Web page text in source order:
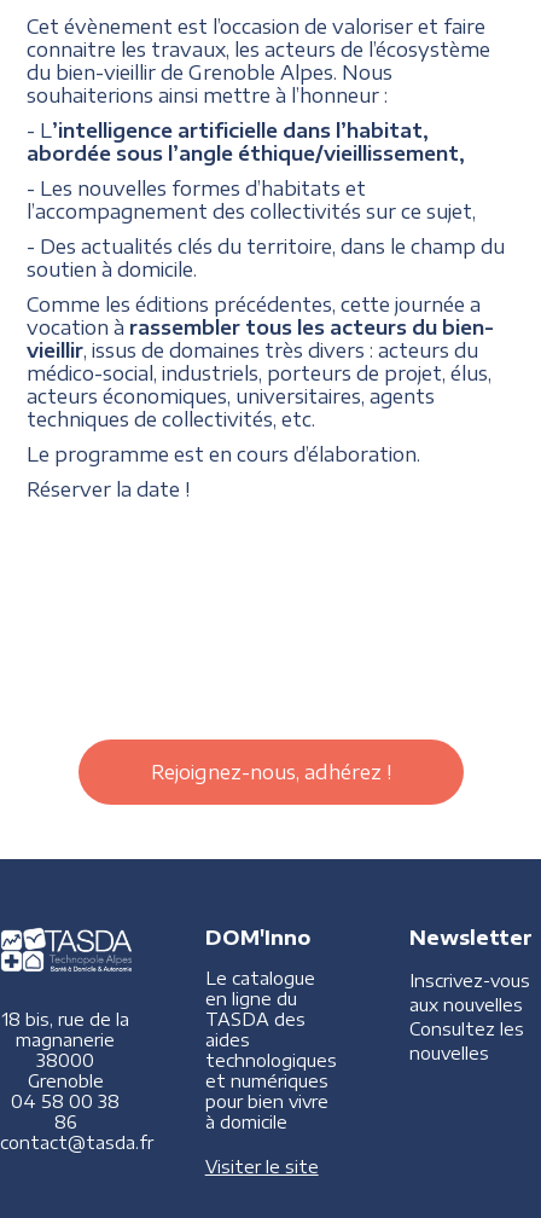
Cet évènement est l’occasion de valoriser et faire
connaitre les travaux, les acteurs de l’écosystème
du bien-vieillir de Grenoble Alpes. Nous
souhaiterions ainsi mettre à l’honneur :
- L ’intelligence artificielle dans l’habitat,
abordée sous l’angle éthique/vieillissement,
- Les nouvelles formes d’habitats et
l’accompagnement des collectivités sur ce sujet,
- Des actualités clés du territoire, dans le champ du
soutien à domicile.
Comme les éditions précédentes, cette journée a
vocation à rassembler tous les acteurs du bien-
vieillir , issus de domaines très divers : acteurs du
médico-social, industriels, porteurs de projet, élus,
acteurs économiques, universitaires, agents
techniques de collectivités, etc.
Le programme est en cours d’élaboration.
Réserver la date !
Rejoignez-nous, adhérez !
18 bis, rue de la
magnanerie
38000
Grenoble
04 58 00 38
86
contact@tasda.fr
DOM'Inno
Le catalogue
en ligne du
TASDA des
aides
technologiques
et numériques
pour bien vivre
à domicile
Visiter le site
Newsletter
Inscrivez-vous
aux nouvelles
Consultez les
nouvelles